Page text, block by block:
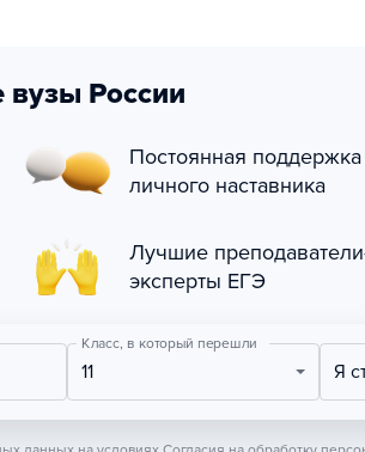
вузы России
Постоянная поддержка
личного наставника
Лучшие
эксперты ЕГЭ
Класс, в который перешли
11 Я